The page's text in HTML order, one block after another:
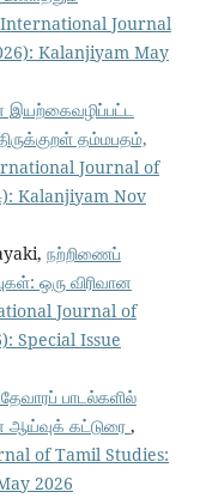
Journal
Kalanjiyam May
தம்மபதம்,
Journal of
Kalanjiyam Nov
நற்றிணைப்
ஒரு விரிவான
Journal of
Special Issue
பாடல்களில்
ஆய்வுக் கட்டுரை ,
of Tamil Studies:
2026